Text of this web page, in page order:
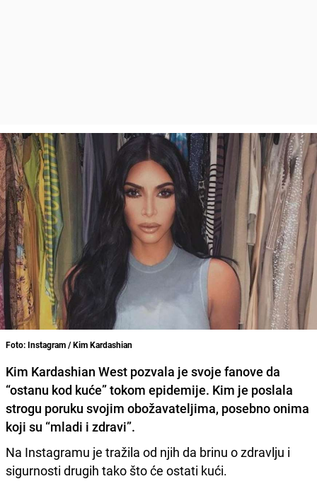
Foto: Instagram / Kim Kardashian
Kim Kardashian West pozvala je svoje fanove da
“ostanu kod kuće” tokom epidemije. Kim je poslala
strogu poruku svojim obožavateljima, posebno onima
koji su “mladi i zdravi”.
Na Instagramu je tražila od njih da brinu o zdravlju i
sigurnosti drugih tako što će ostati kući.